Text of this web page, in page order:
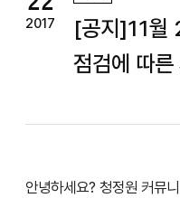
2017
[공지]11월
점검에 따른
안녕하세요? 청정원 커뮤